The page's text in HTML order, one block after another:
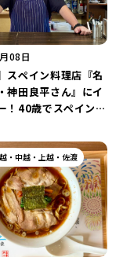
08日
スペイン料理店『名
神田良平さん』にイ
！40歳でスペインへ
・中越・上越・佐渡